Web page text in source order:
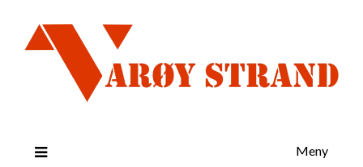
Meny